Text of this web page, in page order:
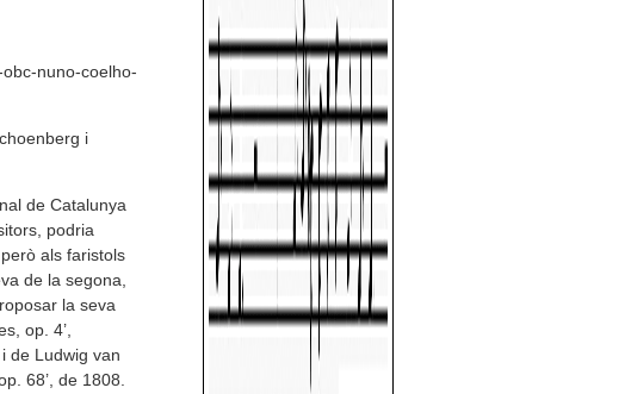
nuno-coelho-
i
de Catalunya
podria
als faristols
de la segona,
la seva
op. 4’,
de Ludwig van
68’, de 1808.